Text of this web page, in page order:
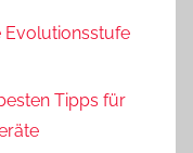
Evolutionsstufe
Tipps für